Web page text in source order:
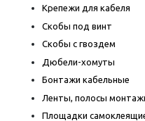
Крепежи для кабеля
Скобы под винт
Скобы с гвоздем
Дюбели-хомуты
Бонтажи кабельные
Ленты, полосы
Площадки